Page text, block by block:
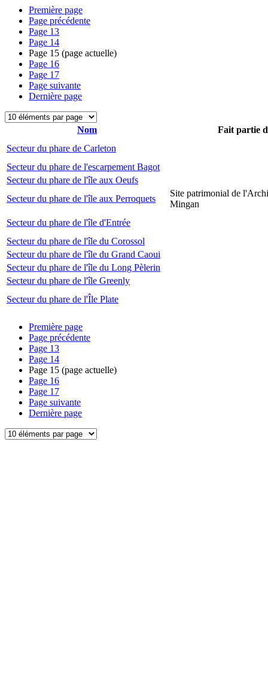
Première page
Page précédente
Page 13
Page 14
Page 15 (page actuelle)
Page 16
Page 17
Page suivante
Dernière page
Nom
Fait partie
Secteur du phare de Carleton
Secteur du phare de l'escarpement Bagot
Secteur du phare de l'île aux Oeufs
Secteur du phare de l'île aux Perroquets
Site patrimonial de
Mingan
Secteur du phare de l'île d'Entrée
Secteur du phare de l'île du Corossol
Secteur du phare de l'île du Grand Caoui
Secteur du phare de l'île du Long Pèlerin
Secteur du phare de l'île Greenly
Secteur du phare de l'Île Plate
Première page
Page précédente
Page 13
Page 14
Page 15 (page actuelle)
Page 16
Page 17
Page suivante
Dernière page